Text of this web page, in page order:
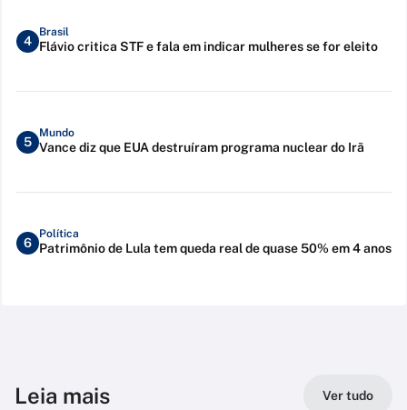
4
Brasil
Flávio critica STF e fala em indicar mulheres se for eleito
5
Mundo
Vance diz que EUA destruíram programa nuclear do Irã
6
Política
Patrimônio de Lula tem queda real de quase 50% em 4 anos
Leia mais Ver tudo